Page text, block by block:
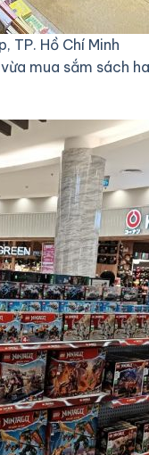
TP. Hồ Chí Minh
mua sắm sách